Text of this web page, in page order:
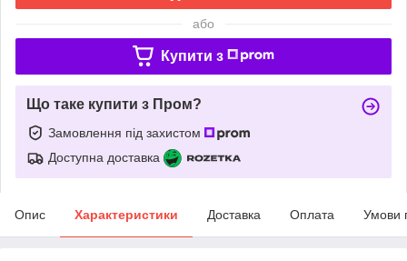
або
Купити з
Що таке купити з Пром?
Замовлення під захистом
Доступна доставка
Опис Характеристики Доставка Оплата Умови